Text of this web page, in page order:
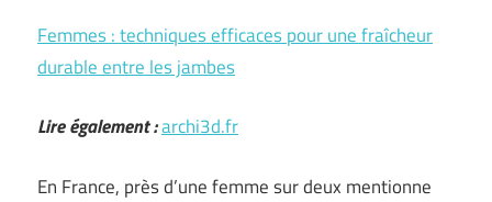
Femmes : techniques efficaces pour une fraîcheur
durable entre les jambes
Lire également :archi3d.fr
En France, près d’une femme sur deux mentionne